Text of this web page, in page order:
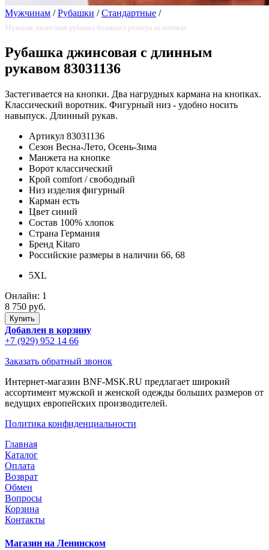
Мужчинам / Рубашки / Стандартные /
Мужская джинсовая рубашка большого размера на кнопках
Рубашка джинсовая с длинным
рукавом 83031136
Застегивается на кнопки. Два нагрудных кармана на кнопках.
Классический воротник. Фигурный низ - удобно носить
навыпуск. Длинный рукав.
Артикул 83031136
Сезон Весна-Лето, Осень-Зима
Манжета на кнопке
Ворот классический
Крой comfort / свободный
Низ изделия фигурный
Карман есть
Цвет синий
Состав 100% хлопок
Страна Германия
Бренд Kitaro
Российские размеры в наличии 66, 68
5XL
Онлайн: 1
8 750 руб.
Добавлен в корзину
+7 (929) 952 14 66
Заказать обратный звонок
Интернет-магазин BNF-MSK.RU предлагает широкий
ассортимент мужской и женской одежды больших размеров от
ведущих европейских производителей.
Политика конфиденциальности
Главная
Каталог
Оплата
Возврат
Обмен
Вопросы
Корзина
Контакты
Магазин на Ленинском